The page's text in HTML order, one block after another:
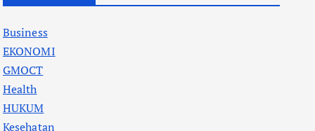
Business
EKONOMI
GMOCT
Health
HUKUM
Kesehatan